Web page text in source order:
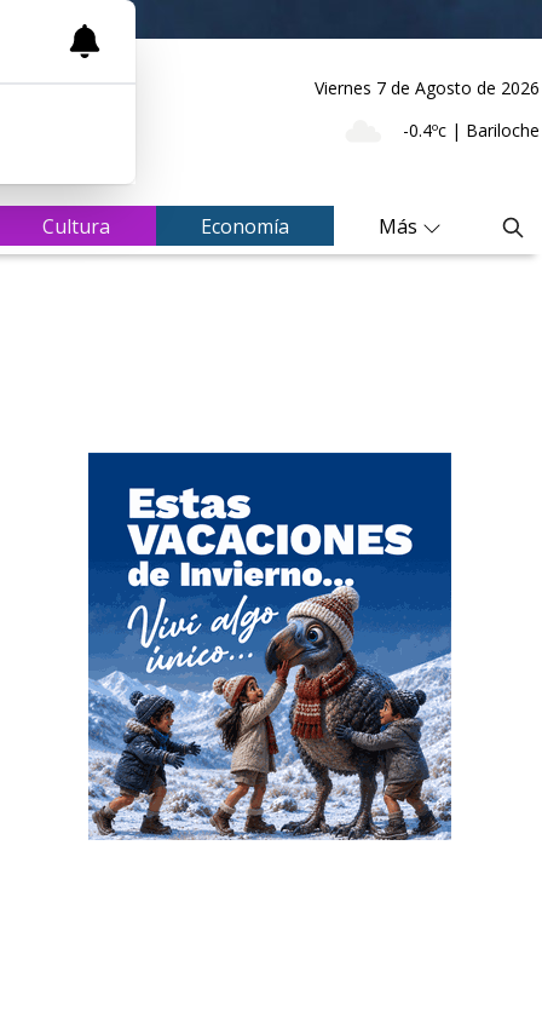
Viernes 7 de Agosto de 2026
-0.4ºc | Bariloche
Cultura Economía Más